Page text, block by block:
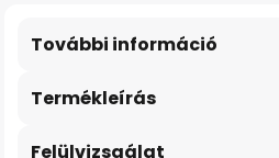
Termékleírás
További információ
Felülvizsgálat